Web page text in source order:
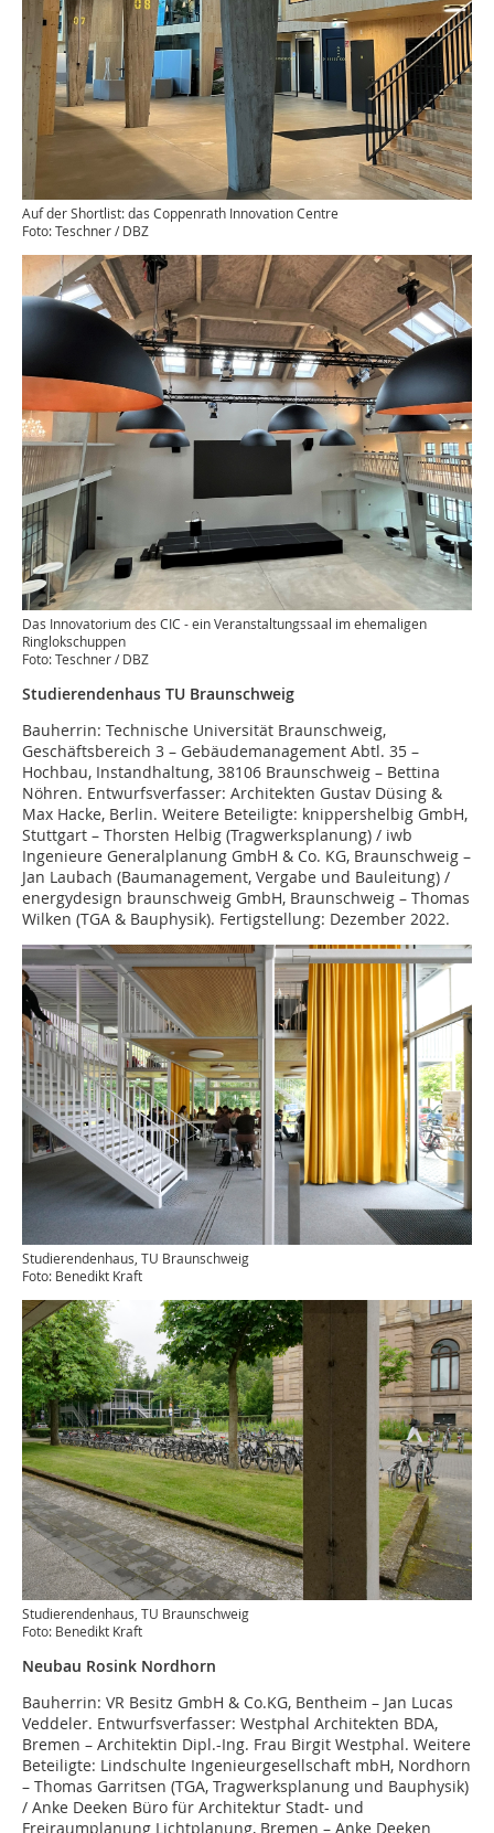
Auf der Shortlist: das Coppenrath Innovation Centre
Foto: Teschner / DBZ
Das Innovatorium des CIC - ein Veranstaltungssaal im ehemaligen
Ringlokschuppen
Foto: Teschner / DBZ
Studierendenhaus TU Braunschweig
Bauherrin: Technische Universität Braunschweig,
Geschäftsbereich 3 – Gebäudemanagement Abtl. 35 –
Hochbau, Instandhaltung, 38106 Braunschweig – Bettina
Nöhren. Entwurfsverfasser: Architekten Gustav Düsing &
Max Hacke, Berlin. Weitere Beteiligte: knippershelbig GmbH,
Stuttgart – Thorsten Helbig (Tragwerksplanung) / iwb
Ingenieure Generalplanung GmbH & Co. KG, Braunschweig –
Jan Laubach (Baumanagement, Vergabe und Bauleitung) /
energydesign braunschweig GmbH, Braunschweig – Thomas
Wilken (TGA & Bauphysik). Fertigstellung: Dezember 2022.
Studierendenhaus, TU Braunschweig
Foto: Benedikt Kraft
Studierendenhaus, TU Braunschweig
Foto: Benedikt Kraft
Neubau Rosink Nordhorn
Bauherrin: VR Besitz GmbH & Co.KG, Bentheim – Jan Lucas
Veddeler. Entwurfsverfasser: Westphal Architekten BDA,
Bremen – Architektin Dipl.-Ing. Frau Birgit Westphal. Weitere
Beteiligte: Lindschulte Ingenieurgesellschaft mbH, Nordhorn
– Thomas Garritsen (TGA, Tragwerksplanung und Bauphysik)
/ Anke Deeken Büro für Architektur Stadt- und
Freiraumplanung Lichtplanung, Bremen – Anke Deeken